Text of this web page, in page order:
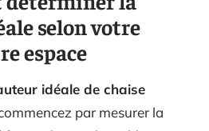
selon votre
espace
idéale de chaise
par mesurer la